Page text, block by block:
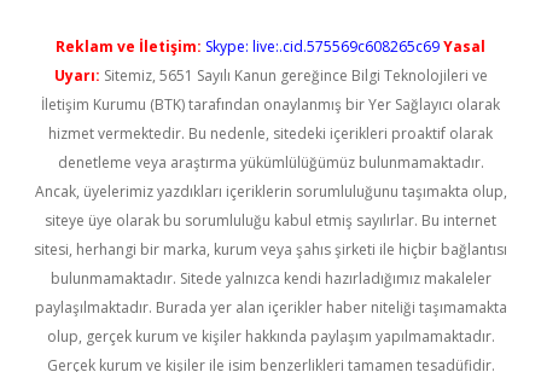
Reklam ve İletişim: Skype: live:.cid.575569c608265c69Yasal
Uyarı: Sitemiz, 5651 Sayılı Kanun gereğince Bilgi Teknolojileri ve
İletişim Kurumu (BTK) tarafından onaylanmış bir Yer Sağlayıcı olarak
hizmet vermektedir. Bu nedenle, sitedeki içerikleri proaktif olarak
denetleme veya araştırma yükümlülüğümüz bulunmamaktadır.
Ancak, üyelerimiz yazdıkları içeriklerin sorumluluğunu taşımakta olup,
siteye üye olarak bu sorumluluğu kabul etmiş sayılırlar. Bu internet
sitesi, herhangi bir marka, kurum veya şahıs şirketi ile hiçbir bağlantısı
bulunmamaktadır. Sitede yalnızca kendi hazırladığımız makaleler
paylaşılmaktadır. Burada yer alan içerikler haber niteliği taşımamakta
olup, gerçek kurum ve kişiler hakkında paylaşım yapılmamaktadır.
Gerçek kurum ve kişiler ile isim benzerlikleri tamamen tesadüfidir.